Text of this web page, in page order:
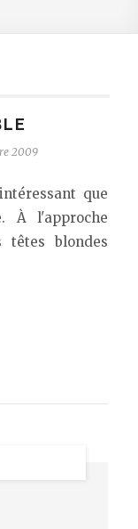
2009
que
À l'approche
têtes blondes